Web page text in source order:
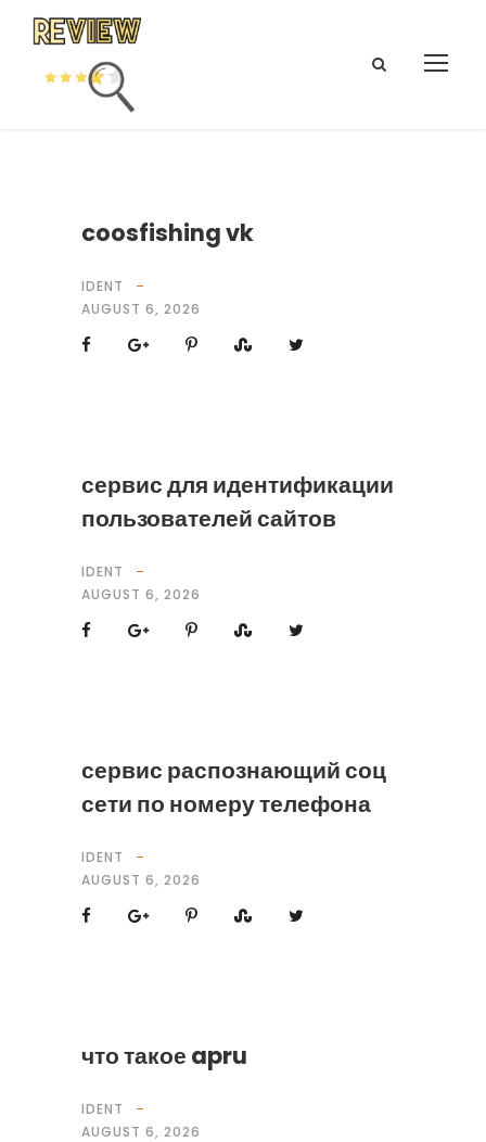
coosfishing vk
IDENT
AUGUST 6, 2026
сервис для идентификации
пользователей сайтов
IDENT
AUGUST 6, 2026
сервис распознающий соц
сети по номеру телефона
IDENT
AUGUST 6, 2026
что такое apru
IDENT
AUGUST 6, 2026